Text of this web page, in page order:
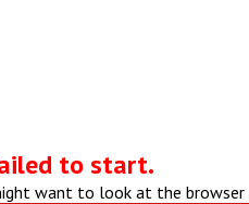
to start.
want to look at the